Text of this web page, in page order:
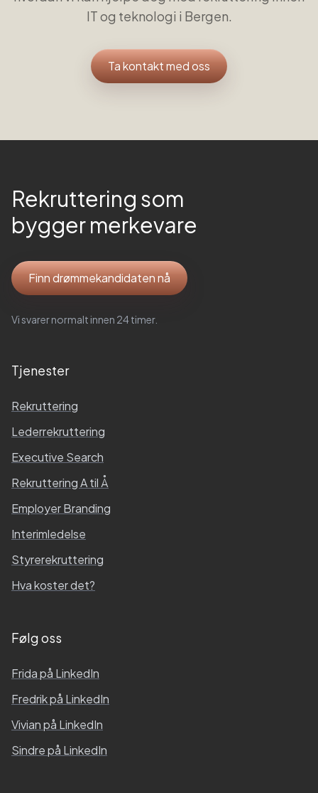
IT og teknologi i Bergen.
Ta kontakt med oss
Rekruttering som
bygger merkevare
Finn drømmekandidaten nå
Vi svarer normalt innen 24 timer.
Tjenester
Rekruttering
Lederrekruttering
Executive Search
Rekruttering A til Å
Employer Branding
Interimledelse
Styrerekruttering
Hva koster det?
Følg oss
Fridapå LinkedIn
Fredrikpå LinkedIn
Vivianpå LinkedIn
Sindrepå LinkedIn